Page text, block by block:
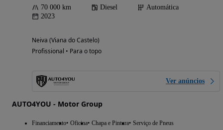
70 000 km Diesel
Automática
2023
Neiva (Viana do Castelo)
Profissional • Para o topo
Ver anúncios
AUTO4YOU - Motor Group
Financiamento Oficina Chapa e Pintura Serviço de Pneus